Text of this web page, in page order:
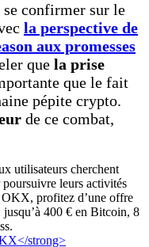
se confirmer sur le
la perspective de
aux promesses
que la prise
que le fait
pépite crypto.
de ce combat,
utilisateurs cherchent
leurs activités
profitez d’une offre
400 € en Bitcoin, 8